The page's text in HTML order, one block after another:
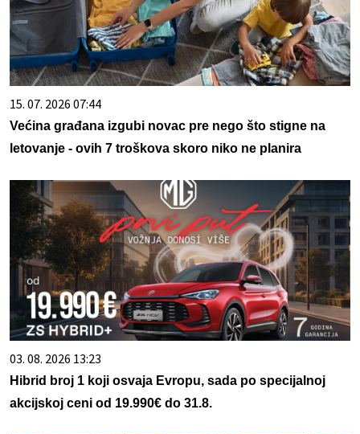
15. 07. 2026 07:44
Većina građana izgubi novac pre nego što stigne na
letovanje - ovih 7 troškova skoro niko ne planira
03. 08. 2026 13:23
Hibrid broj 1 koji osvaja Evropu, sada po specijalnoj
akcijskoj ceni od 19.990€ do 31.8.